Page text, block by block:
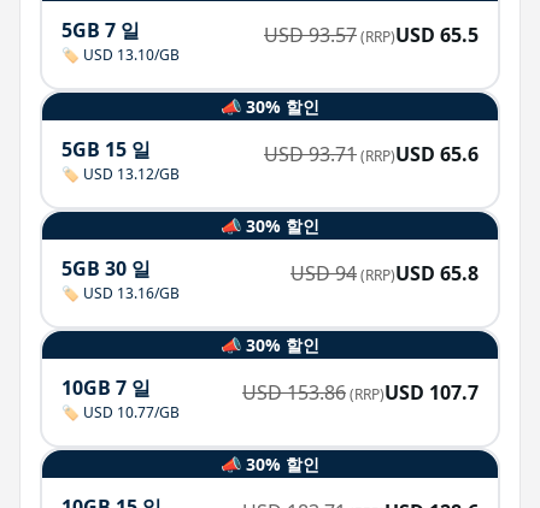
5GB 7 일
🏷️ USD 13.10/GB
USD93.57(RRP)USD 65.5
📣 30% 할인
5GB 15 일
🏷️ USD 13.12/GB
USD93.71(RRP)USD 65.6
📣 30% 할인
5GB 30 일
🏷️ USD 13.16/GB
USD94(RRP)USD 65.8
📣 30% 할인
10GB 7 일
🏷️ USD 10.77/GB
USD153.86(RRP)USD 107.7
📣 30% 할인